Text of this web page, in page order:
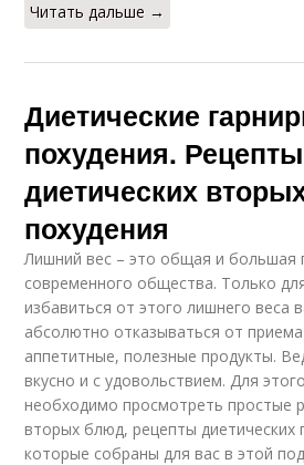
Читать дальше →
Диетические
похудения. Рецепты
диетических
похудения
Лишний вес – это общая и большая
современного общества. Только
избавиться от этого лишнего веса
абсолютно отказываться от
аппетитные, полезные продукты.
вкусно и с удовольствием. Для
необходимо просмотреть простые
вторых блюд, рецепты диетических
которые собраны для вас в этой